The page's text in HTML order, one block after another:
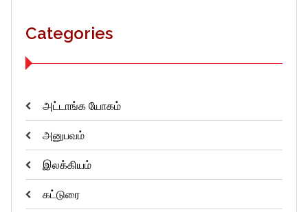
Categories
அட்டாங்க யோகம்
அனுபவம்
இலக்கியம்
கட்டுரை